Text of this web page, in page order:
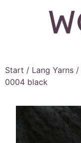
Start / Lang Yarns /
0004 black